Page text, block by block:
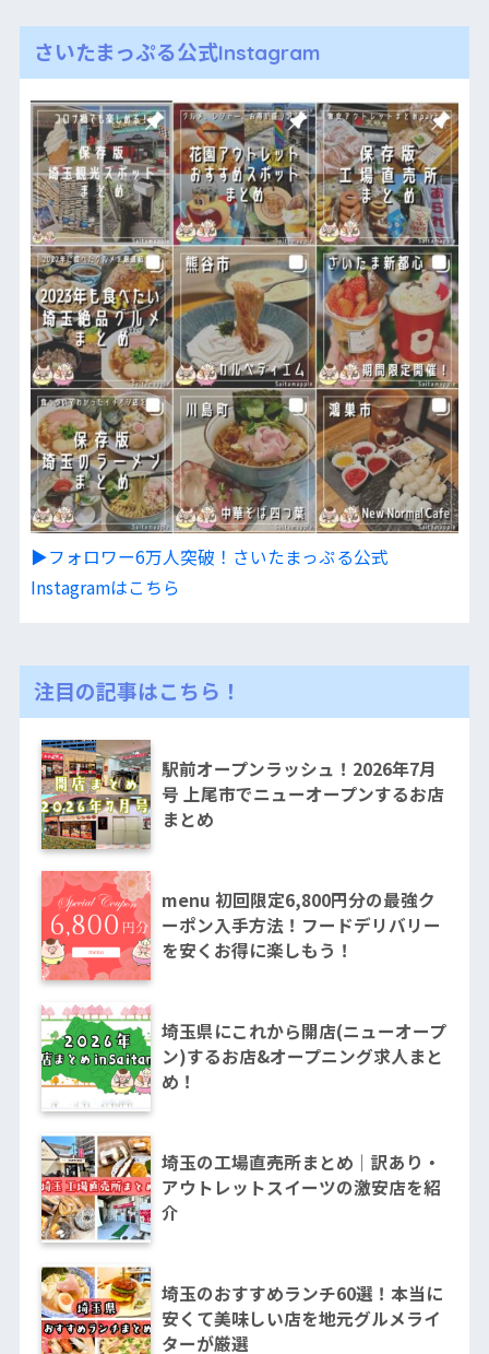
さいたまっぷる公式Instagram
▶︎フォロワー6万人突破！さいたまっぷる公式
Instagramはこちら
注目の記事はこちら！
駅前オープンラッシュ！2026年7月
号 上尾市でニューオープンするお店
まとめ
menu 初回限定6,800円分の最強ク
ーポン入手方法！フードデリバリー
を安くお得に楽しもう！
埼玉県にこれから開店(ニューオープ
ン)するお店&オープニング求人まと
め！
埼玉の工場直売所まとめ｜訳あり・
アウトレットスイーツの激安店を紹
介
埼玉のおすすめランチ60選！本当に
安くて美味しい店を地元グルメライ
ターが厳選